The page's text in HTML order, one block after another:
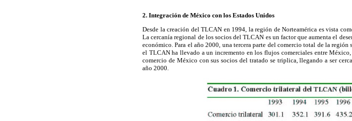
2. Integración de México con los Estados Unidos
Desde la creación del TLCAN en 1994, la región de Norteamérica es vista
La cercanía regional de los socios del TLCAN es un factor que aumenta el
económico. Para el año 2000, una tercera parte del comercio total de la
el TLCAN ha llevado a un incremento en los flujos comerciales entre
comercio de México con sus socios del tratado se triplica, llegando a ser
año 2000.